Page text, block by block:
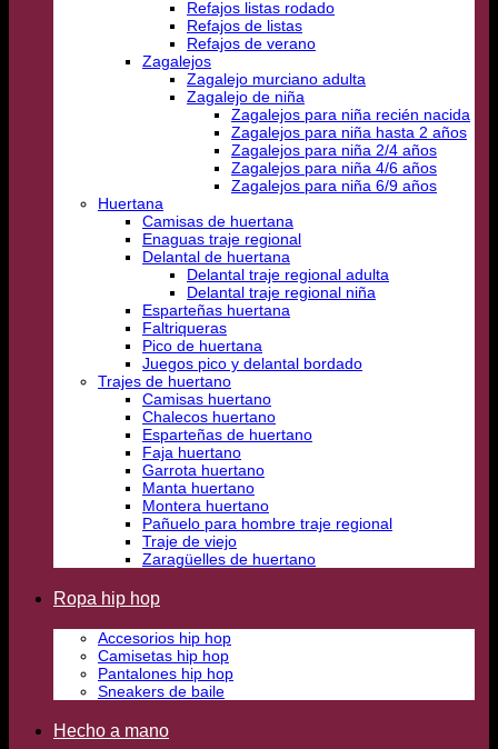
Refajos listas rodado
Refajos de listas
Refajos de verano
Zagalejos
Zagalejo murciano adulta
Zagalejo de niña
Zagalejos para niña recién nacida
Zagalejos para niña hasta 2 años
Zagalejos para niña 2/4 años
Zagalejos para niña 4/6 años
Zagalejos para niña 6/9 años
Huertana
Camisas de huertana
Enaguas traje regional
Delantal de huertana
Delantal traje regional adulta
Delantal traje regional niña
Esparteñas huertana
Faltriqueras
Pico de huertana
Juegos pico y delantal bordado
Trajes de huertano
Camisas huertano
Chalecos huertano
Esparteñas de huertano
Faja huertano
Garrota huertano
Manta huertano
Montera huertano
Pañuelo para hombre traje regional
Traje de viejo
Zaragüelles de huertano
Ropa hip hop
Accesorios hip hop
Camisetas hip hop
Pantalones hip hop
Sneakers de baile
Hecho a mano